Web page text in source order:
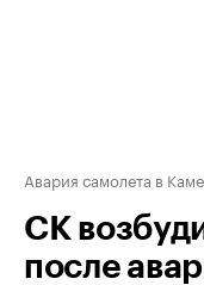
Авария самолета в
СК
после